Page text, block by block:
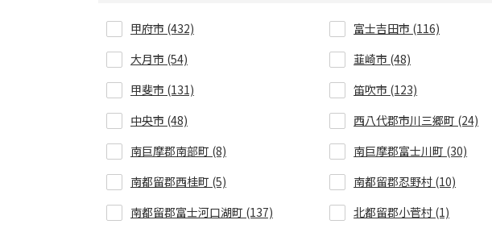
甲府市 (432) 富士吉田市 (116)
大月市 (54)
韮崎市 (48)
甲斐市 (131)
笛吹市 (123)
中央市 (48)
西八代郡市川三郷町 (24)
南巨摩郡南部町 (8)
南巨摩郡富士川町 (30)
南都留郡西桂町 (5)
南都留郡忍野村 (10)
南都留郡富士河口湖町 (137)
北都留郡小菅村 (1)